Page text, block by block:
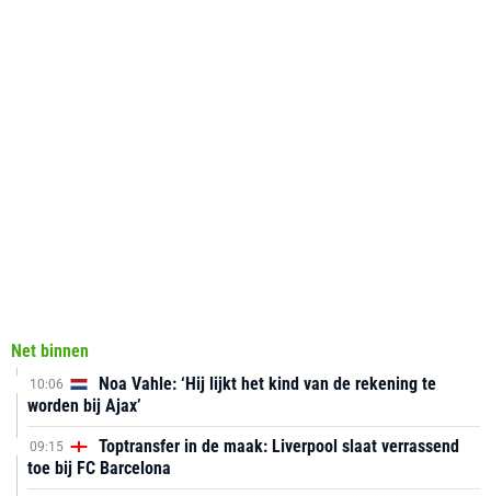
Net binnen
10:06
Noa Vahle: ‘Hij lijkt het kind van de rekening te
worden bij Ajax’
09:15
Toptransfer in de maak: Liverpool slaat verrassend
toe bij FC Barcelona